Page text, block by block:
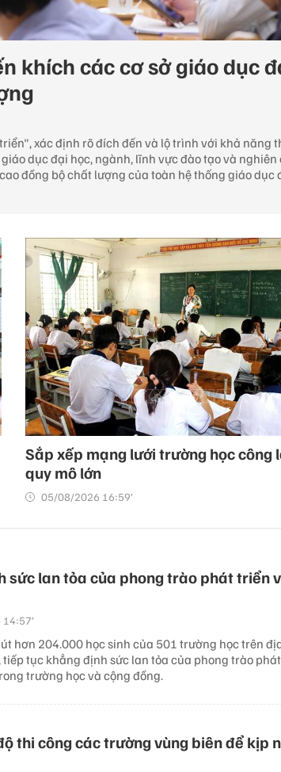
khích các cơ sở giáo dục
xác định rõ đích đến và lộ trình với khả năng
dục đại học, ngành, lĩnh vực đào tạo và nghiên
đồng bộ chất lượng của toàn hệ thống giáo dục
Sắp xếp mạng lưới trường học công
quy mô lớn
05/08/2026 16:59’
sức lan tỏa của phong trào phát triển
hơn 204.000 học sinh của 501 trường học trên
tục khẳng định sức lan tỏa của phong trào
trường học và cộng đồng.
thi công các trường vùng biên để kịp